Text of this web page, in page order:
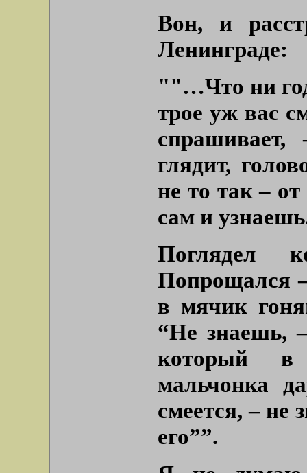
Вон, и
Ленинграде:
""…Что ни
трое уж вас
спрашивает,
глядит,
не то так –
сам и
Поглядел
Попрощался
в мячик
“Не знаешь,
который в
мальчонка
смеется, – не
его””.